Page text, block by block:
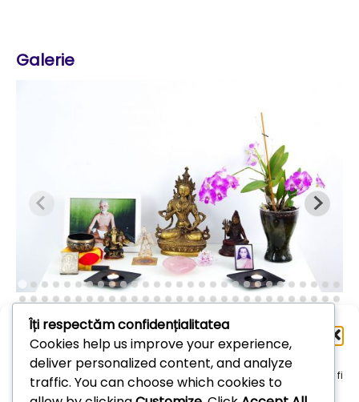
Administrează
consimțământul
Pentru a oferi cea mai bună experiență, folosim tehnologii, cum ar fi
cookie-uri, pentru a stoca și/sau accesa informațiile despre
Galerie
Arhive
Îți respectăm confidențialitatea
Cookies help us improve your experience,
deliver personalized content, and analyze
traffic. You can choose which cookies to